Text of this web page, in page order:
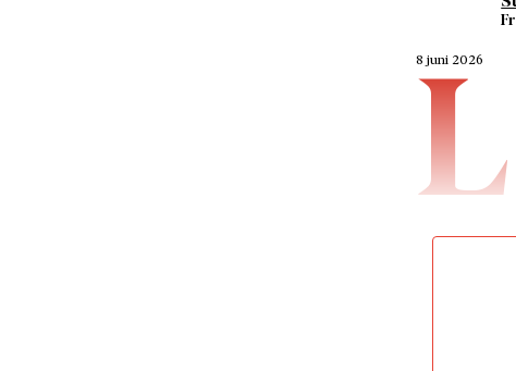
8 juni 2026
L
I dag är
den inte
oss med